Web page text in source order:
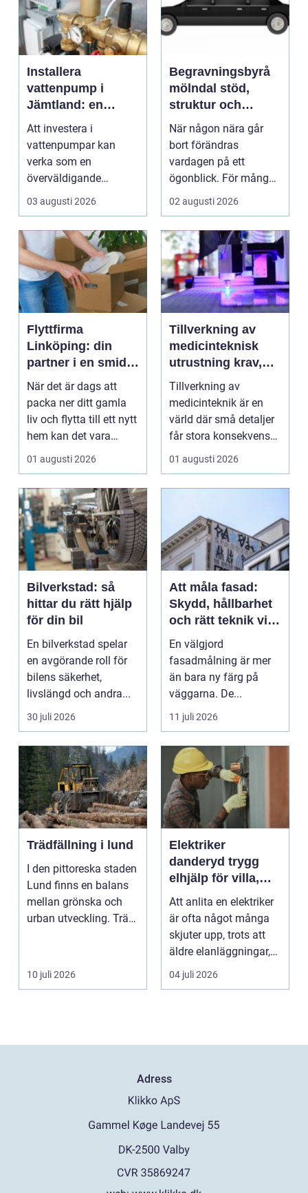
Installera
vattenpump i
Jämtland: en
guide till hållbara
och effektiva
lösningar
Att investera i
vattenpumpar kan
verka som en
överväldigande
uppgift, speciellt om
03 augusti 2026
Begravningsbyrå
mölndal stöd,
struktur och
omtanke i en svår
tid
När någon nära går
bort förändras
vardagen på ett
ögonblick. För många i
Mölndal blir första
02 augusti 2026
Flyttfirma
Linköping: din
partner i en smidig
flytt
När det är dags att
packa ner ditt gamla
liv och flytta till ett nytt
hem kan det vara
&ou...
01 augusti 2026
Tillverkning av
medicinteknisk
utrustning krav,
kvalitet och
precision
Tillverkning av
medicinteknik är en
värld där små detaljer
får stora konsekvenser.
En liten avvikels...
01 augusti 2026
Bilverkstad: så
hittar du rätt hjälp
för din bil
En bilverkstad spelar
en avgörande roll för
bilens säkerhet,
livslängd och andra...
30 juli 2026
Att måla fasad:
Skydd, hållbarhet
och rätt teknik vid
fasadmålning
En välgjord
fasadmålning är mer
än bara ny färg på
väggarna. De...
11 juli 2026
Trädfällning i lund
I den pittoreska staden
Lund finns en balans
mellan grönska och
urban utveckling. Träd
10 juli 2026
Elektriker
danderyd trygg
elhjälp för villa,
lägenhet och
företag
Att anlita en elektriker
är ofta något många
skjuter upp, trots att
äldre elanläggningar,
provisoris...
04 juli 2026
Adress